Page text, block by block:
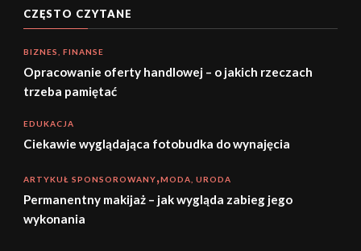
CZĘSTO CZYTANE
BIZNES, FINANSE
Opracowanie oferty handlowej – o jakich rzeczach
trzeba pamiętać
EDUKACJA
Ciekawie wyglądająca fotobudka do wynajęcia
ARTYKUŁ SPONSOROWANY MODA, URODA
Permanentny makijaż – jak wygląda zabieg jego
wykonania